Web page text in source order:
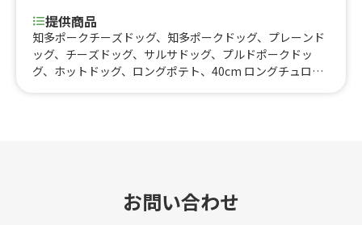
提供商品
知多ポークチーズドッグ、知多ポークドッグ、プレーンド
ッグ、チーズドッグ、サルサドッグ、プルドポークドッ
グ、ホットドッグ、ロングポテト、40cm ロングチュロ
きそば、ドリンク、かき氷、チリライスプレート、チリド
お問い合わせ